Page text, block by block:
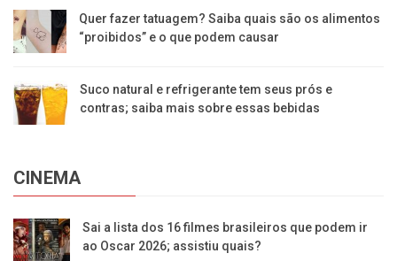
Quer fazer tatuagem? Saiba quais são os alimentos
“proibidos” e o que podem causar
Suco natural e refrigerante tem seus prós e
contras; saiba mais sobre essas bebidas
CINEMA
Sai a lista dos 16 filmes brasileiros que podem ir
ao Oscar 2026; assistiu quais?